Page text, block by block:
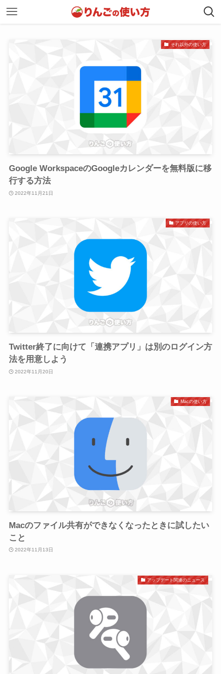
それ以外の使い方
Google WorkspaceのGoogleカレンダーを無料版に移
行する方法
2022年11月21日
アプリの使い方
Twitter終了に向けて「連携アプリ」は別のログイン方
法を用意しよう
2022年11月20日
Macの使い方
Macのファイル共有ができなくなったときに試したい
こと
2022年11月13日
アップデート関連のニュース